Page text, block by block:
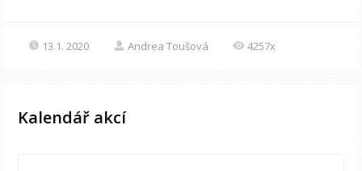
13.1. 2020 Andrea Toušová 4257x
Kalendář akcí